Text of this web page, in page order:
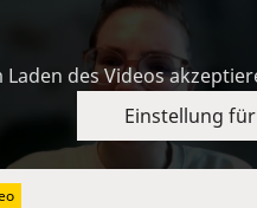
Laden des Videos
Einstellung